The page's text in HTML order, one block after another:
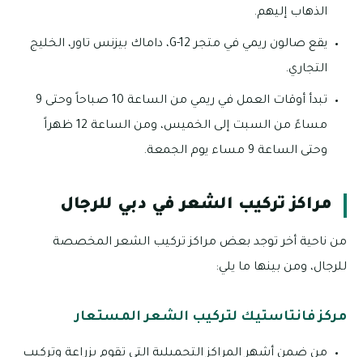
الذهاب إليهم.
يقع صالون ريمي في متجر G-12، داماك بيزنس تاور، الخليج
التجاري.
تبدأ أوقات العمل في ريمي من الساعة 10 صباحاً وحتى 9
مساءً من السبت إلى الخميس، ومن الساعة 12 ظهراً
وحتى الساعة 9 مساء يوم الجمعة.
مراكز تركيب الشعر في دبي للرجال
من ناحية أخر توجد بعض مراكز تركيب الشعر المخصصة
للرجال، ومن بينها ما يلي:
مركز فانتاستيك لتركيب الشعر المستعار
من ضمن أشهر المراكز التجميلية التي تقوم بزراعة وتركيب